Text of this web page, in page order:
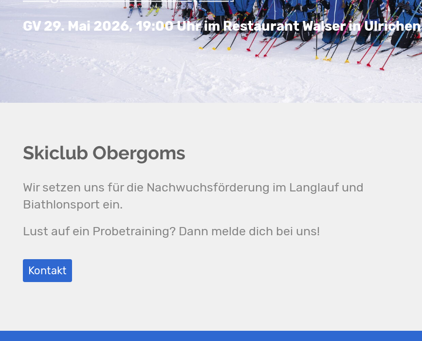
GV 29. Mai 2026, 19:00 Uhr im Restaurant Walser in Ulrichen
Skiclub Obergoms
Wir setzen uns für die Nachwuchsförderung im Langlauf und
Biathlonsport ein.
Lust auf ein Probetraining? Dann melde dich bei uns!
Kontakt